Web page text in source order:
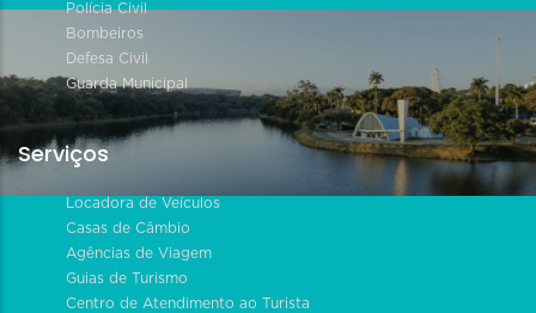
Polícia Civil
Bombeiros
Defesa Civil
Guarda Municipal
Serviços
Locadora de Veículos
Casas de Câmbio
Agências de Viagem
Guias de Turismo
Centro de Atendimento ao Turista